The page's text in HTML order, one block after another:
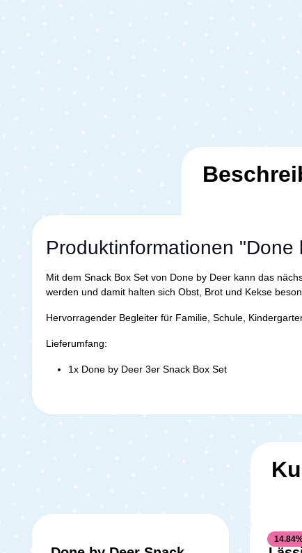
Produktinformationen
Mit dem Snack Box Set von Done by Deer kann das
werden und damit halten sich Obst, Brot und Kekse
Hervorragender Begleiter für Familie, Schule,
Lieferumfang:
1x Done by Deer 3er Snack Box Set
14.84